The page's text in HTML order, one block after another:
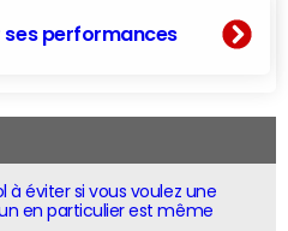
ses performances
à éviter si vous voulez une
en particulier est même